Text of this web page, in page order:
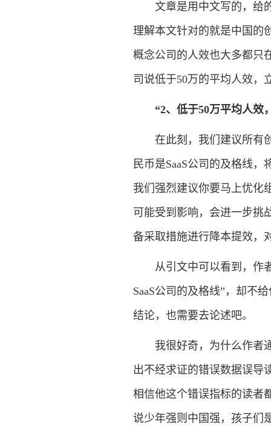
文章是用中文写的，给的
理解本文针对的就是中国的
概念公司的人效也大多都只
司说低于50万的平均人效，
“2、低于50万平均人效
在此刻，我们建议所有创
民币是SaaS公司的及格线
我们强烈建议你要马上优化
可能受到影响，会进一步挑
备采取措施进行降本提效，
从引文中可以看到，作者
SaaS公司的及格线”，却不
结论，也需要去论述吧。
我很好奇，为什么作者通
出不经求证的错误数据误导
相信他这个错误指标的读者
说少年强则中国强，孩子们